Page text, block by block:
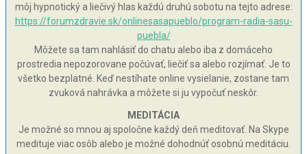
môj hypnotický a liečivý hlas každú druhú sobotu na tejto adrese:
https://forumzdravie.sk/onlinesasapueblo/program-radia-sasu-
puebla/
Môžete sa tam nahlásiť do chatu alebo iba z domáceho
prostredia nepozorovane počúvať, liečiť sa alebo rozjímať. Je to
všetko bezplatné. Keď nestíhate online vysielanie, zostane tam
zvuková nahrávka a môžete si ju vypočuť neskôr.
MEDITÁCIA
Je možné so mnou aj spoločne každý deň meditovať. Na Skype
medituje viac osôb alebo je možné dohodnúť osobnú meditáciu.